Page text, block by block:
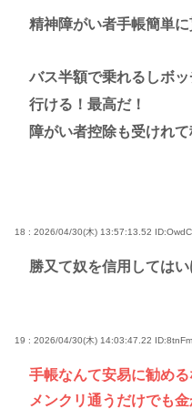
精神障がい者手帳簡単
バス半額で乗れるしボ
行ける！最高だ！
障がい者控除も受けれ
18 : 2026/04/30(木) 13:57:13.52
勝又て奴を信用しては
19 : 2026/04/30(木) 14:03:47.22
手帳なんて安易に勧める
メンクリ通うだけでも